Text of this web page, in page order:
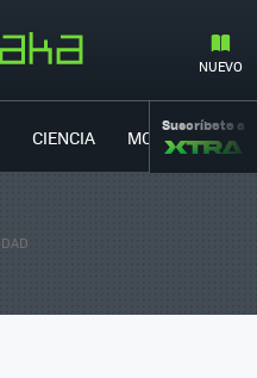
NUEVO
CIENCIA MOVILIDAD
Suscríbete a